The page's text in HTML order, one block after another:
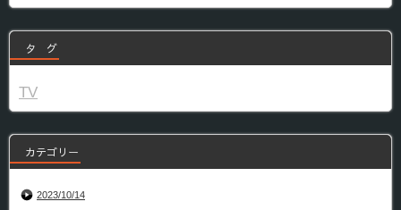
タ グ
TV
カテゴリー
2023/10/14